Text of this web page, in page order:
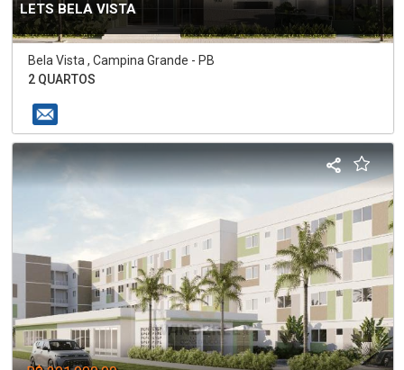
LETS BELA VISTA
Bela Vista , Campina Grande - PB
2 QUARTOS